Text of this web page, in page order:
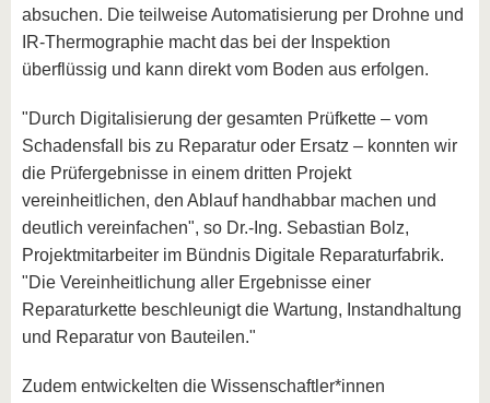
absuchen. Die teilweise Automatisierung per Drohne und
IR-Thermographie macht das bei der Inspektion
überflüssig und kann direkt vom Boden aus erfolgen.
"Durch Digitalisierung der gesamten Prüfkette – vom
Schadensfall bis zu Reparatur oder Ersatz – konnten wir
die Prüfergebnisse in einem dritten Projekt
vereinheitlichen, den Ablauf handhabbar machen und
deutlich vereinfachen", so Dr.-Ing. Sebastian Bolz,
Projektmitarbeiter im Bündnis Digitale Reparaturfabrik.
"Die Vereinheitlichung aller Ergebnisse einer
Reparaturkette beschleunigt die Wartung, Instandhaltung
und Reparatur von Bauteilen."
Zudem entwickelten die Wissenschaftler*innen